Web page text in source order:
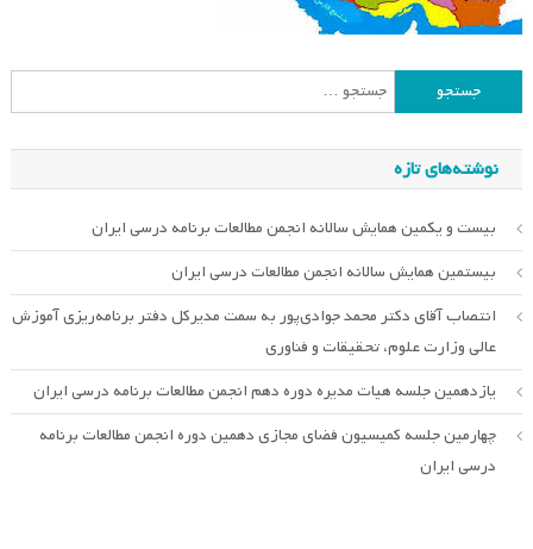
جستجو
برای:
نوشته‌های تازه
بیست و یکمین همایش سالانه انجمن مطالعات برنامه درسی ایران
بیستمین همایش سالانه انجمن مطالعات درسی ایران
انتصاب آقای دکتر محمد جوادی‌پور به سمت مدیرکل دفتر برنامه‌ریزی آموزش
عالی وزارت علوم، تحقیقات و فناوری
یازدهمین جلسه هیات مدیره دوره دهم انجمن مطالعات برنامه درسی ایران
چهارمین جلسه کمیسیون فضای مجازی دهمین دوره انجمن مطالعات برنامه
درسی ایران